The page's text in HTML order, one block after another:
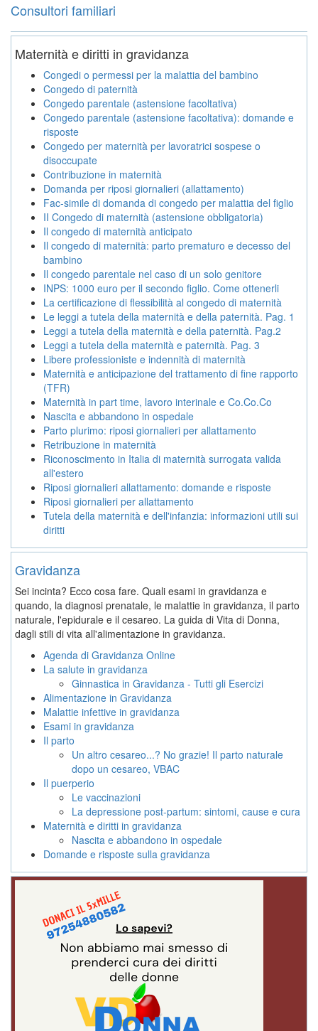
Consultori familiari
Maternità e diritti in gravidanza
Congedi o permessi per la malattia del bambino
Congedo di paternità
Congedo parentale (astensione facoltativa)
Congedo parentale (astensione facoltativa): domande e
risposte
Congedo per maternità per lavoratrici sospese o
disoccupate
Contribuzione in maternità
Domanda per riposi giornalieri (allattamento)
Fac-simile di domanda di congedo per malattia del figlio
II Congedo di maternità (astensione obbligatoria)
Il congedo di maternità anticipato
Il congedo di maternità: parto prematuro e decesso del
bambino
Il congedo parentale nel caso di un solo genitore
INPS: 1000 euro per il secondo figlio. Come ottenerli
La certificazione di flessibilità al congedo di maternità
Le leggi a tutela della maternità e della paternità. Pag. 1
Leggi a tutela della maternità e della paternità. Pag.2
Leggi a tutela della maternità e paternità. Pag. 3
Libere professioniste e indennità di maternità
Maternità e anticipazione del trattamento di fine rapporto
(TFR)
Maternità in part time, lavoro interinale e Co.Co.Co
Nascita e abbandono in ospedale
Parto plurimo: riposi giornalieri per allattamento
Retribuzione in maternità
Riconoscimento in Italia di maternità surrogata valida
all'estero
Riposi giornalieri allattamento: domande e risposte
Riposi giornalieri per allattamento
Tutela della maternità e dell'infanzia: informazioni utili sui
diritti
Gravidanza
Sei incinta? Ecco cosa fare. Quali esami in gravidanza e
quando, la diagnosi prenatale, le malattie in gravidanza, il parto
naturale, l'epidurale e il cesareo. La guida di Vita di Donna,
dagli stili di vita all'alimentazione in gravidanza.
Agenda di Gravidanza Online
La salute in gravidanza
Ginnastica in Gravidanza - Tutti gli Esercizi
Alimentazione in Gravidanza
Malattie infettive in gravidanza
Esami in gravidanza
Il parto
Un altro cesareo...? No grazie! Il parto naturale
dopo un cesareo, VBAC
Il puerperio
Le vaccinazioni
La depressione post-partum: sintomi, cause e cura
Maternità e diritti in gravidanza
Nascita e abbandono in ospedale
Domande e risposte sulla gravidanza